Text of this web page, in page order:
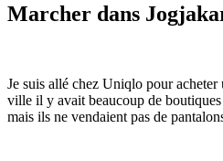
Marcher dans
Je suis allé chez Uniqlo pour
ville il y avait beaucoup de
mais ils ne vendaient pas de